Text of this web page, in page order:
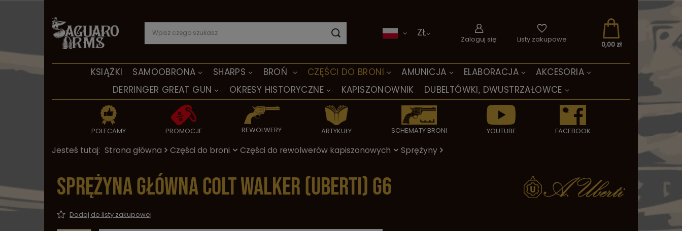
KSIĄŻKI SAMOOBRONA SHARPS BROŃ CZĘŚCI DO BRONI AMUNICJA ELABORACJA
AKCESORIA
DERRINGER GREAT GUN
OKRESY HISTORYCZNE KAPISZONOWNIK DUBELTÓWKI, DWUSTRZAŁOWCE
POLECAMY PROMOCJE REWOLWERY ARTYKUŁY SCHEMATY BRONI YOUTUBE FACEBOOK
ZŁ
Zaloguj się Listy zakupowe
0,00 zł
Jesteś tutaj: Strona główna Części do broni Części do rewolwerów kapiszonowych Sprężyny
Sprężyna główna Colt Walker (Uberti) G6
Dodaj do listy zakupowej